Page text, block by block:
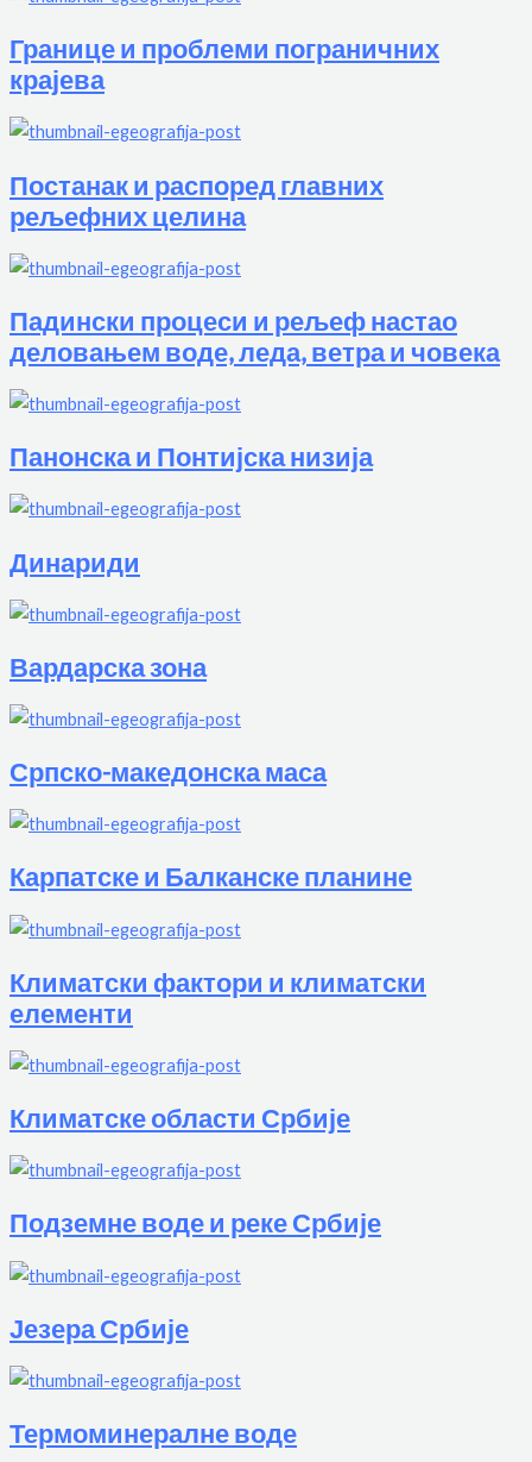
Границе и проблеми пограничних
крајева
Постанак и распоред главних
рељефних целина
Падински процеси и рељеф настао
деловањем воде, леда, ветра и човека
Панонска и Понтијска низија
Динариди
Вардарска зона
Српско-македонска маса
Карпатске и Балканске планине
Климатски фактори и климатски
елементи
Климатске области Србије
Подземне воде и реке Србије
Језера Србије
Термоминералне воде